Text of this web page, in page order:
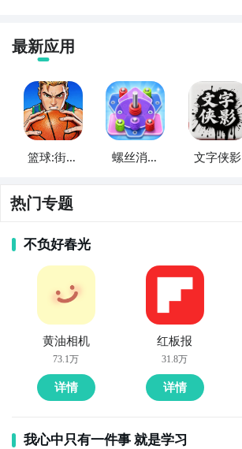
最新应用
篮球:街头
比赛
螺丝消消
文字侠影
热门专题
不负好春光
黄油相机
73.1万
详情
红板报
31.8万
详情
我心中只有一件事 就是学习